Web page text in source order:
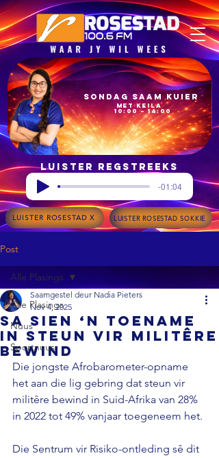
10:00 – 14:00
met Keila
Sondag Saam Kuier
Luister regstreeks
-01:04
LUISTER ROSESTAD X LUISTER ROSESTAD SOKKIE
Post
Alle Plasings
Nuus
Sportnuus
Alle Plasings
SA sien ‘n toename
in steun vir militêre
bewind
Saamgestel deur Nadia Pieters
Nov 4, 2025
Die jongste Afrobarometer-opname
het aan die lig gebring dat steun vir
militêre bewind in Suid-Afrika van 28%
in 2022 tot 49% vanjaar toegeneem het.
Die Sentrum vir Risiko-ontleding sê dit